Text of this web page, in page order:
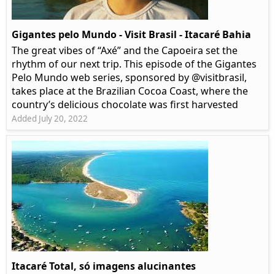
Gigantes pelo Mundo - Visit Brasil - Itacaré Bahia
The great vibes of “Axé” and the Capoeira set the
rhythm of our next trip. This episode of the Gigantes
Pelo Mundo web series, sponsored by @visitbrasil,
takes place at the Brazilian Cocoa Coast, where the
country’s delicious chocolate was first harvested
Added July 20, 2022
Itacaré Total, só imagens alucinantes